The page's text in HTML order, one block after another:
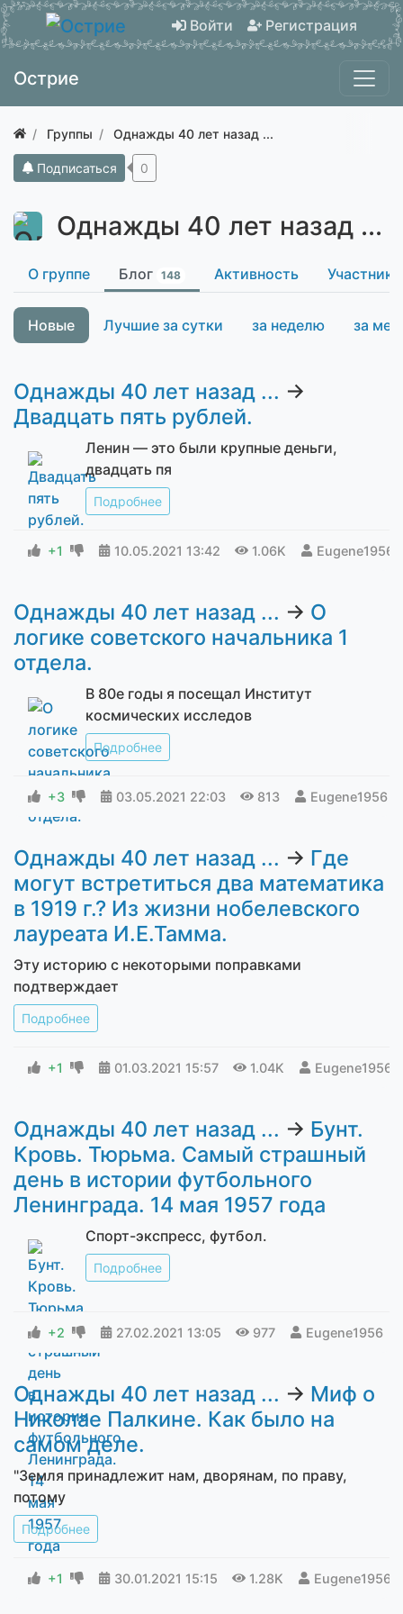
Войти Регистрация
Острие
Группы Однажды 40 лет назад ...
Подписаться 0
Однажды 40 лет назад ...
О группе Блог 148 Активность Участники
Новые Лучшие за сутки за неделю за
Однажды 40 лет назад ... →
Двадцать пять рублей.
Ленин — это были крупные деньги,
двадцать пя
Подробнее
+1 10.05.2021 13:42 1.06K Eugene1956
Однажды 40 лет назад ... → О
логике советского начальника 1
отдела.
В 80е годы я посещал Институт
космических исследов
Подробнее
+3 03.05.2021 22:03 813 Eugene1956
Однажды 40 лет назад ... → Где
могут встретиться два математика
в 1919 г.? Из жизни нобелевского
лауреата И.Е.Тамма.
Эту историю с некоторыми поправками
подтверждает
Подробнее
+1 01.03.2021 15:57 1.04K Eugene1956
Однажды 40 лет назад ... → Бунт.
Кровь. Тюрьма. Самый страшный
день в истории футбольного
Ленинграда. 14 мая 1957 года
Спорт-экспресс, футбол.
Подробнее
+2 27.02.2021 13:05 977 Eugene1956
Однажды 40 лет назад ... → Миф о
Николае Палкине. Как было на
самом деле.
"Земля принадлежит нам, дворянам, по праву,
потому
Подробнее
+1 30.01.2021 15:15 1.28K Eugene1956